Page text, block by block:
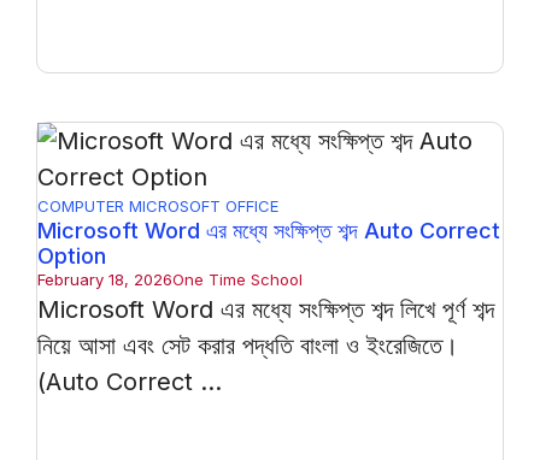
COMPUTER MICROSOFT OFFICE
Microsoft Word এর মধ্যে সংক্ষিপ্ত শব্দ Auto Correct
Option
February 18, 2026One Time School
Microsoft Word এর মধ্যে সংক্ষিপ্ত শব্দ লিখে পূর্ণ শব্দ
নিয়ে আসা এবং সেট করার পদ্ধতি বাংলা ও ইংরেজিতে।
(Auto Correct ...